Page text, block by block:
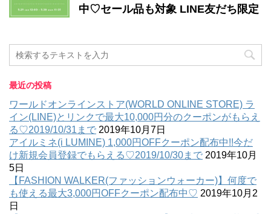
中♡セール品も対象 LINE友だち限定
最近の投稿
ワールドオンラインストア(WORLD ONLINE STORE) ラ
イン(LINE)とリンクで最大10,000円分のクーポンがもらえ
る♡2019/10/31まで 2019年10月7日
アイルミネ(i LUMINE) 1,000円OFFクーポン配布中!!今だ
け新規会員登録でもらえる♡2019/10/30まで 2019年10月
5日
【FASHION WALKER(ファッションウォーカー)】何度で
も使える最大3,000円OFFクーポン配布中♡ 2019年10月2
日